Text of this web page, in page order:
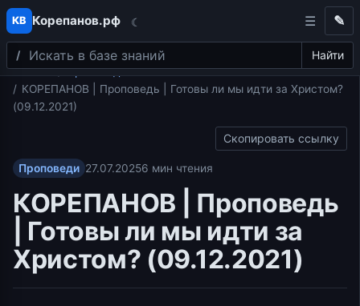
Перейти к содержимому
КВ Корепанов.рф ☾
Поиск Найти
✎
Главная
Проповеди
КОРЕПАНОВ | Проповедь | Готовы ли мы идти за Христом?
(09.12.2021)
Скопировать ссылку
Проповеди 27.07.20256 мин чтения
КОРЕПАНОВ | Проповедь
| Готовы ли мы идти за
Христом? (09.12.2021)